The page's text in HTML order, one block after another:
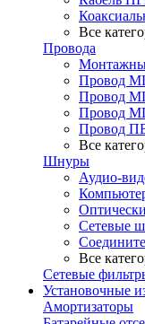
Все
Провода
Провод
Провод
Провод
Провод
Все
Шнуры
Аудио-
Сетевые
Все
Сетевые
Установочные
Амортизаторы